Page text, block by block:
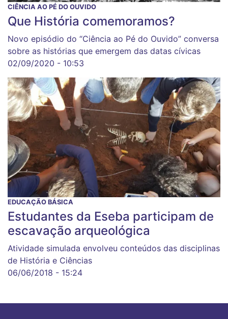
CIÊNCIA AO PÉ DO OUVIDO
Que História comemoramos?
Novo episódio do “Ciência ao Pé do Ouvido” conversa
sobre as histórias que emergem das datas cívicas
02/09/2020 - 10:53
EDUCAÇÃO BÁSICA
Estudantes da Eseba participam de
escavação arqueológica
Atividade simulada envolveu conteúdos das disciplinas
de História e Ciências
06/06/2018 - 15:24